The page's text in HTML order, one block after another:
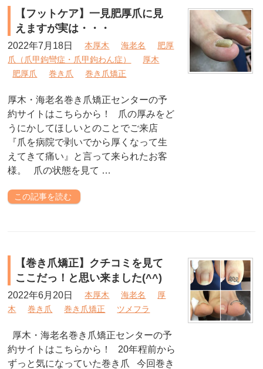
【フットケア】一見肥厚爪に見
えますが実は・・・
2022年7月18日 本厚木 海老名
肥厚
爪（爪甲鉤彎症・爪甲鉤わん症）
厚木
肥厚爪
巻き爪 巻き爪矯正
厚木・海老名巻き爪矯正センターの予
約サイトはこちらから！ 爪の厚みをど
うにかしてほしいとのことでご来店
『爪を病院で剥いでから厚くなって生
えてきて痛い』と言って来られたお客
様。 爪の状態を見て …
この記事を読む
【巻き爪矯正】クチコミを見て
ここだっ！と思い来ました(^^)
2022年6月20日 本厚木 海老名
厚
木
巻き爪 巻き爪矯正 ツメフラ
厚木・海老名巻き爪矯正センターの予
約サイトはこちらから！ 20年程前から
ずっと気になっていた巻き爪 今回巻き